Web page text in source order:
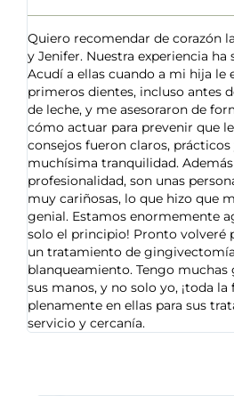
Quiero recomendar de corazón
y Jenifer. Nuestra experiencia ha
Acudí a ellas cuando a mi hija le
primeros dientes, incluso antes
de leche, y me asesoraron de
cómo actuar para prevenir que
consejos fueron claros,
muchísima tranquilidad. Además
profesionalidad, son unas
muy cariñosas, lo que hizo que
genial. Estamos enormemente
solo el principio! Pronto volveré
un tratamiento de
blanqueamiento. Tengo muchas
sus manos, y no solo yo, ¡toda
plenamente en ellas para sus
servicio y cercanía.